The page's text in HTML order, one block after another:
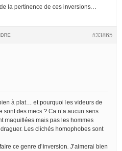
la pertinence de ces inversions…
#33865
à plat… et pourquoi les videurs de
des mecs ? Ca n’a aucun sens.
maquillées mais pas les hommes
Les clichés homophobes sont
ce genre d’inversion. J’aimerai bien